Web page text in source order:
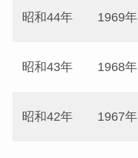
昭和44年 1969年
昭和43年 1968年
昭和42年 1967年